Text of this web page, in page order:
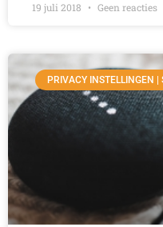
19 juli 2018 Geen reacties
PRIVACY INSTELLINGEN